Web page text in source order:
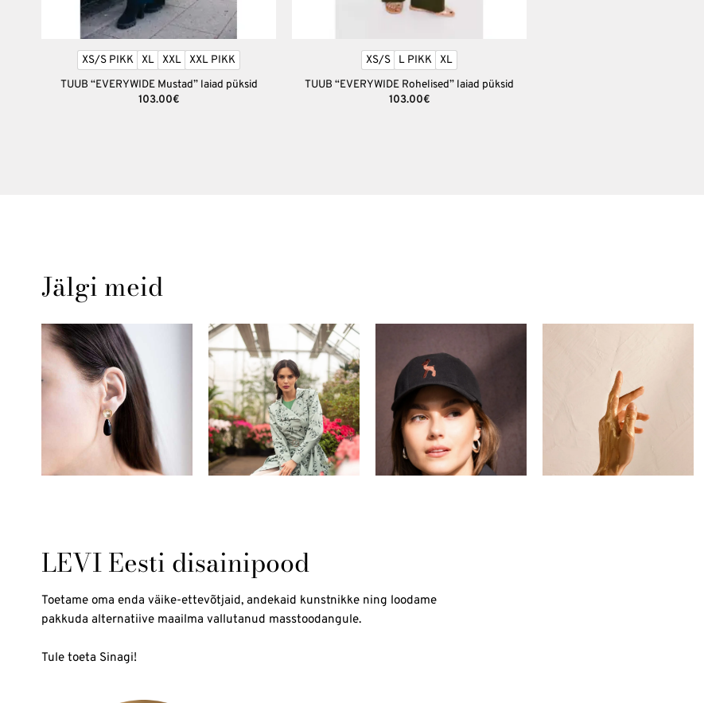
XS/S PIKK XL XXL XXL PIKK
TUUB “EVERYWIDE Mustad” laiad püksid
103.00€
XS/S L PIKK XL
TUUB “EVERYWIDE Rohelised” laiad püksid
103.00€
Jälgi meid
LEVI Eesti disainipood
Toetame oma enda väike-ettevõtjaid, andekaid kunstnikke ning loodame
pakkuda alternatiive maailma vallutanud masstoodangule.
Tule toeta Sinagi!